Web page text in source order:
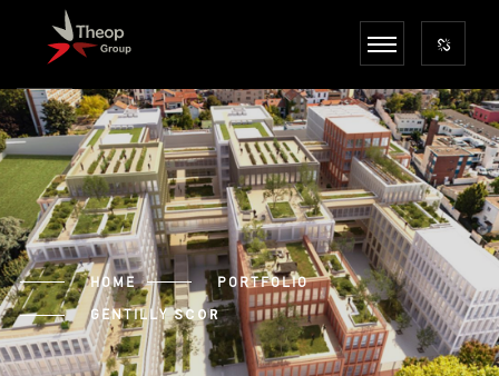
HOME PORTFOLIO
GENTILLYSCOR